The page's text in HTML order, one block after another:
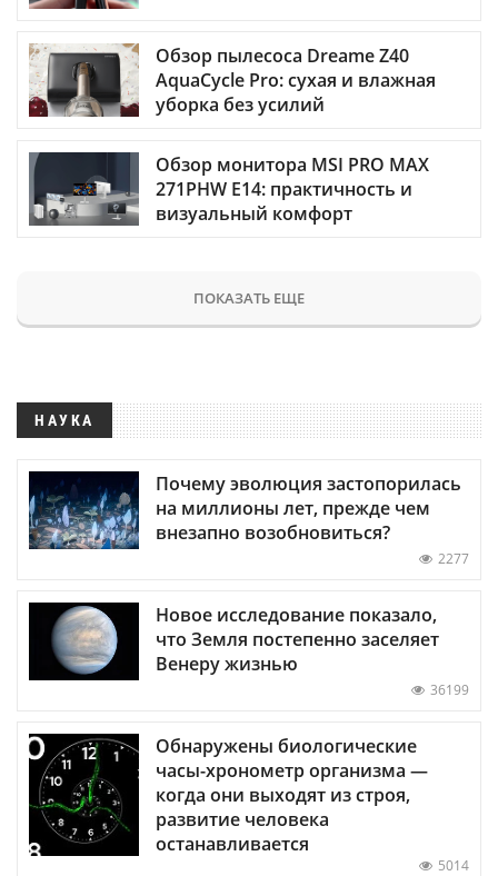
Обзор пылесоса Dreame Z40
AquaCycle Pro: сухая и влажная
уборка без усилий
Обзор монитора MSI PRO MAX
271PHW E14: практичность и
визуальный комфорт
ПОКАЗАТЬ ЕЩЕ
НАУКА
Почему эволюция застопорилась
на миллионы лет, прежде чем
внезапно возобновиться?
2277
Новое исследование показало,
что Земля постепенно заселяет
Венеру жизнью
36199
Обнаружены биологические
часы-хронометр организма —
когда они выходят из строя,
развитие человека
останавливается
5014